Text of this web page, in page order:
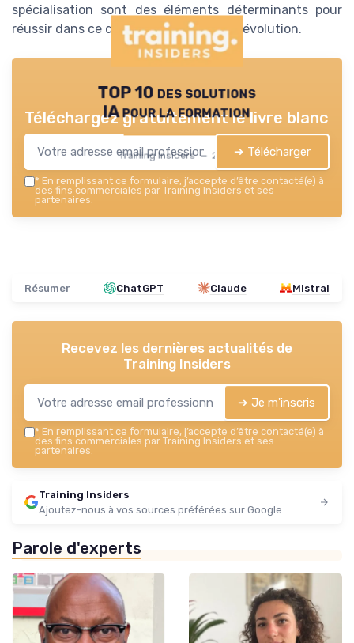
spécialisation sont des éléments déterminants pour
réussir dans ce domaine en constante évolution.
TOP 10 des solutions
IA pour la formation
Training Insiders — 2026
Téléchargez gratuitement le livre blanc
➔ Télécharger
* En remplissant ce formulaire, j’accepte d’être contacté(e) à
des fins commerciales par Training Insiders et ses
partenaires.
Résumer ChatGPT Claude Mistral
Recevez les dernières actualités de
Training Insiders
➔ Je m'inscris
* En remplissant ce formulaire, j’accepte d’être contacté(e) à
des fins commerciales par Training Insiders et ses
partenaires.
Training Insiders
Ajoutez-nous à vos sources préférées sur Google
Parole d'experts